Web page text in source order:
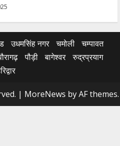
उधमसिंह नगर चमोली
चम्पावत
पौड़ी बागेश्वर
रुद्रप्रयाग
| MoreNews by AF themes.